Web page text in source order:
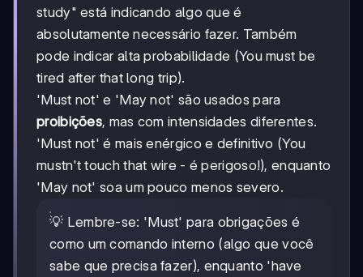
study" está indicando algo que é
absolutamente necessário fazer. Também
pode indicar alta probabilidade (You must be
tired after that long trip).
'Must not' e 'May not' são usados para
proibições, mas com intensidades diferentes.
'Must not' é mais enérgico e definitivo (You
mustn't touch that wire - é perigoso!), enquanto
'May not' soa um pouco menos severo.
💡 Lembre-se: 'Must' para obrigações é
como um comando interno (algo que você
sabe que precisa fazer), enquanto 'have